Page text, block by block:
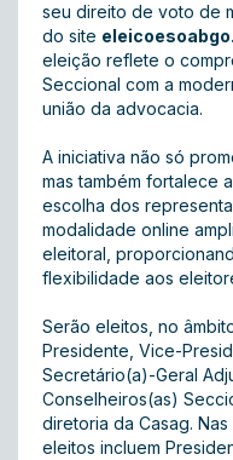
seu direito de voto de
do site
eleição reflete o
Seccional com a
união da advocacia.
A iniciativa não só
mas também fortalece
escolha dos
modalidade online
eleitoral,
flexibilidade aos
Serão eleitos, no
Presidente, Vice-
Secretário(a)-Geral
Conselheiros(as)
diretoria da Casag.
eleitos incluem